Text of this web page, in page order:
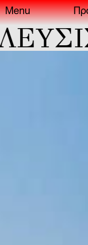
Menu